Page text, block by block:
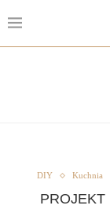
DIY Kuchnia
PROJEKT